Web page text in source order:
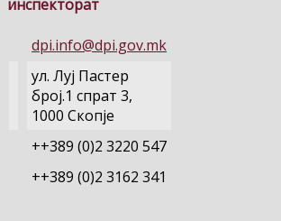
инспекторат
dpi.info@dpi.gov.mk
ул. Луј Пастер
број.1 спрат 3,
1000 Скопје
++389 (0)2 3220 547
++389 (0)2 3162 341